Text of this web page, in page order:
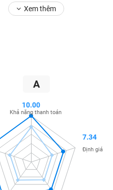
Xem thêm
A
10.00
Khả năng thanh toán
7.34
Định giá